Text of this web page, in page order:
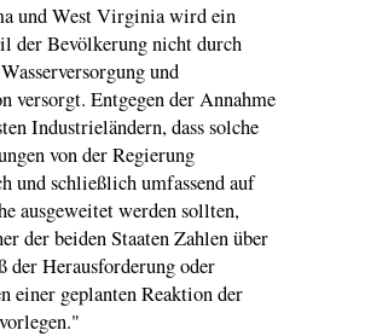
und West Virginia wird ein
der Bevölkerung nicht durch
und
versorgt. Entgegen der Annahme
Industrieländern, dass solche
von der Regierung
und schließlich umfassend auf
ausgeweitet werden sollten,
der beiden Staaten Zahlen über
der Herausforderung oder
einer geplanten Reaktion der